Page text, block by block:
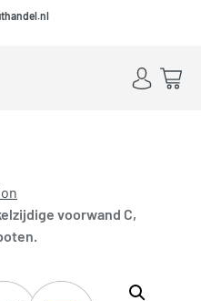
to main content
to footer
Account
voorwand C,